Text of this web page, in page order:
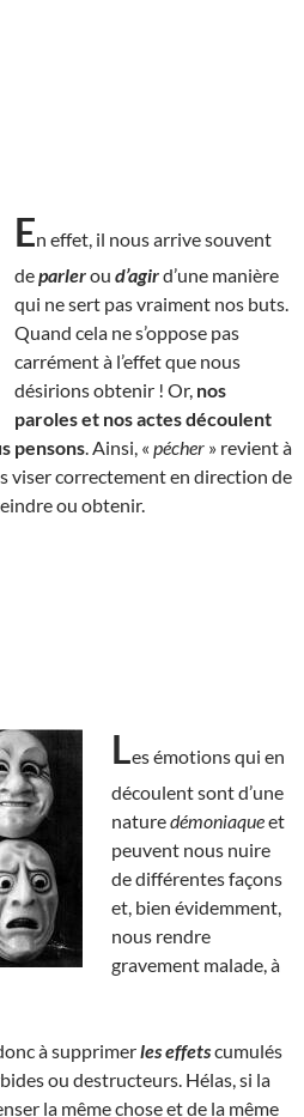
En effet, il nous arrive souvent
deparlerou d’agird’une manière
qui ne sert pas vraiment nos buts.
Quand cela ne s’oppose pas
carrément à l’effet que nous
désirions obtenir ! Or, nos
paroles et nos actes découlent
pensons . Ainsi, « pécher » revient à
viser correctement en direction de
ou obtenir.
Les émotions qui en
découlent sont d’une
naturedémoniaqueet
peuvent nous nuire
de différentes façons
et, bien évidemment,
nous rendre
gravement malade, à
à supprimerles effetscumulés
ou destructeurs. Hélas, si la
la même chose et de la même